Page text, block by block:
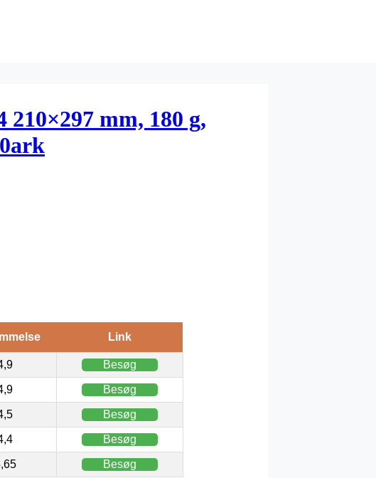
mm, 180 g,
Link
Besøg
Besøg
Besøg
Besøg
Besøg